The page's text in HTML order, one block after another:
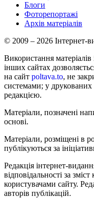
Блоги
Фоторепортажі
Архів матеріалів
© 2009 – 2026 Інтернет-
Використання
інших сайтах
на сайт poltava.to, не
системами; у
редакцією.
Матеріали, позначені
основі.
Матеріали, розміщені в
публікуються за
Редакція інтернет-
відповідальності за
користувачами сайту.
авторів публікацій.